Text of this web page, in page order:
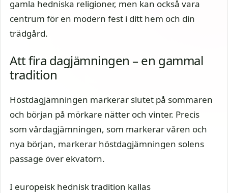
gamla hedniska religioner, men kan också vara
centrum för en modern fest i ditt hem och din
trädgård.
Att fira dagjämningen – en gammal
tradition
Höstdagjämningen markerar slutet på sommaren
och början på mörkare nätter och vinter. Precis
som vårdagjämningen, som markerar våren och
nya början, markerar höstdagjämningen solens
passage över ekvatorn.
I europeisk hednisk tradition kallas